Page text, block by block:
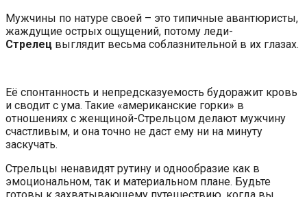
Мужчины по натуре своей – это типичные авантюристы,
жаждущие острых ощущений, потому леди-
Стрелец выглядит весьма соблазнительной в их глазах.
Её спонтанность и непредсказуемость будоражит кровь
и сводит с ума. Такие «американские горки» в
отношениях с женщиной-Стрельцом делают мужчину
счастливым, и она точно не даст ему ни на минуту
заскучать.
Стрельцы ненавидят рутину и однообразие как в
эмоциональном, так и материальном плане. Будьте
готовы к захватывающему путешествию, когда вы